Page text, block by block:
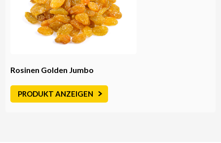
Rosinen Golden Jumbo
PRODUKT ANZEIGEN